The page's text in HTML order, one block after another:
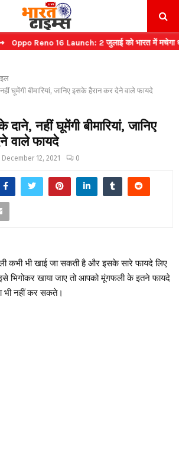
Reno 16 Launch: 2 जुलाई को भारत में मचेगा धमाल
घूमेंगी बीमारियां, जानिए इसके हैरान कर देने वाले फायदे
नहीं घूमेंगी बीमारियां, जानिए
वाले फायदे
December 12, 2021 0
कभी भी खाई जा सकती है और इसके सारे फायदे लिए
भिगोकर खाया जाए तो आपको मूंगफली के इतने फायदे
भी नहीं कर सकते।